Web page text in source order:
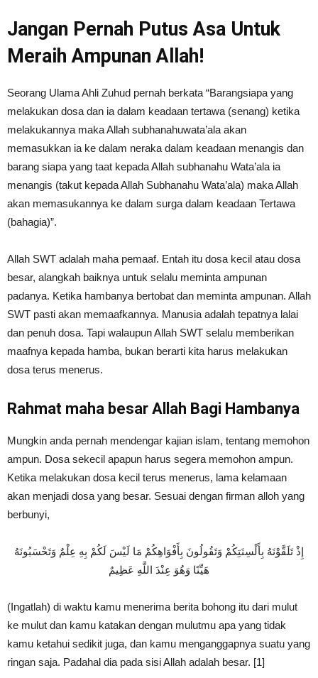
Jangan Pernah Putus Asa Untuk
Meraih Ampunan Allah!
Seorang Ulama Ahli Zuhud pernah berkata “Barangsiapa yang
melakukan dosa dan ia dalam keadaan tertawa (senang) ketika
melakukannya maka Allah subhanahuwata’ala akan
memasukkan ia ke dalam neraka dalam keadaan menangis dan
barang siapa yang taat kepada Allah subhanahu Wata’ala ia
menangis (takut kepada Allah Subhanahu Wata’ala) maka Allah
akan memasukannya ke dalam surga dalam keadaan Tertawa
(bahagia)”.
Allah SWT adalah maha pemaaf. Entah itu dosa kecil atau dosa
besar, alangkah baiknya untuk selalu meminta ampunan
padanya. Ketika hambanya bertobat dan meminta ampunan. Allah
SWT pasti akan memaafkannya. Manusia adalah tepatnya lalai
dan penuh dosa. Tapi walaupun Allah SWT selalu memberikan
maafnya kepada hamba, bukan berarti kita harus melakukan
dosa terus menerus.
Rahmat maha besar Allah Bagi Hambanya
Mungkin anda pernah mendengar kajian islam, tentang memohon
ampun. Dosa sekecil apapun harus segera memohon ampun.
Ketika melakukan dosa kecil terus menerus, lama kelamaan
akan menjadi dosa yang besar. Sesuai dengan firman alloh yang
berbunyi,
إِذْ تَلَقَّوْنَهُ بِأَلْسِنَتِكُمْ وَتَقُولُونَ بِأَفْوَاهِكُمْ مَا لَيْسَ لَكُمْ بِهِ عِلْمٌ وَتَحْسَبُونَهُ
هَيِّنًا وَهُوَ عِنْدَ اللَّهِ عَظِيمٌ
(Ingatlah) di waktu kamu menerima berita bohong itu dari mulut
ke mulut dan kamu katakan dengan mulutmu apa yang tidak
kamu ketahui sedikit juga, dan kamu menganggapnya suatu yang
ringan saja. Padahal dia pada sisi Allah adalah besar. [1]